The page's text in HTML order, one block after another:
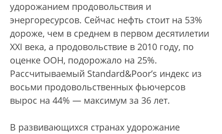
удорожанием продовольствия и
энергоресурсов. Сейчас нефть стоит на 53%
дороже, чем в среднем в первом десятилетии
XXI века, а продовольствие в 2010 году, по
оценке ООН, подорожало на 25%.
Рассчитываемый Standard&Poor’s индекс из
восьми продовольственных фьючерсов
вырос на 44% — максимум за 36 лет.
В развивающихся странах удорожание